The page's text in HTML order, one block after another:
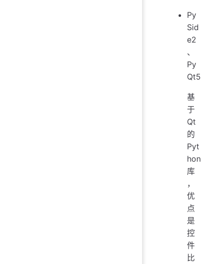
Py
Sid
e2
、
Py
Qt5
基
于
Qt
的
Pyt
hon
库
，
优
点
是
控
件
比